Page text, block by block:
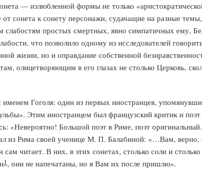
— излюбленной формы не только
сонета к сонету персонажи, судачащие на разные
слабостям простых смертных, явно симпатичных ему,
что позволило одному из исследователей
жизни, но и оправдание собственной
олицетворяющим в его глазах не столько Церковь,
именем Гоголя: один из первых иностранцев,
Этим иностранцем был французский критик и
«Невероятно! Большой поэт в Риме, поэт
из Рима своей ученице М. П. Балабиной: «…Вам, верно,
читает. В них, в этих сонетах, столько соли и
1, они не напечатаны, но я Вам их после пришлю».